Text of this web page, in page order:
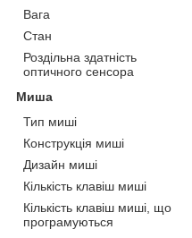
Вага
Стан
Роздільна здатність
оптичного сенсора
Миша
Тип миші
Конструкція миші
Дизайн миші
Кількість клавіш миші
Кількість клавіш миші, що
програмуються